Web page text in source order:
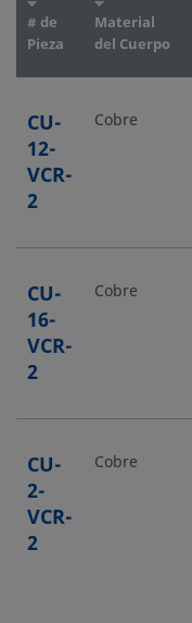
# de
Pieza
Material
del Cuerpo
CU-
12-
VCR-
2
Cobre
CU-
16-
VCR-
2
Cobre
CU-
2-
VCR-
2
Cobre